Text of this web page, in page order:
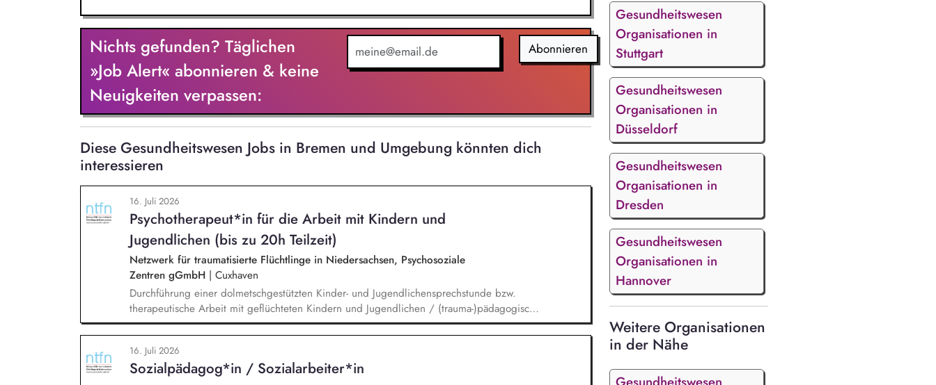
Nichts gefunden? Täglichen
»Job Alert« abonnieren & keine
Neuigkeiten verpassen:
Abonnieren
Diese Gesundheitswesen Jobs in Bremen und Umgebung könnten dich
interessieren
16. Juli 2026
Psychotherapeut*in für die Arbeit mit Kindern und
Jugendlichen (bis zu 20h Teilzeit)
Netzwerk für traumatisierte Flüchtlinge in Niedersachsen, Psychosoziale
Zentren gGmbH | Cuxhaven
Durchführung einer dolmetschgestützten Kinder- und Jugendlichensprechstunde bzw.
therapeutische Arbeit mit geflüchteten Kindern und Jugendlichen / (trauma-)pädagogische
Fachberatung, Dokumentation und Austausch mit dem Team, Stellungnahmen, Mitarbeit in
externen Netzwerken und Arbeitsgruppen.
16. Juli 2026
Sozialpädagog*in / Sozialarbeiter*in
Gesundheitswesen
Organisationen in
Stuttgart
Gesundheitswesen
Organisationen in
Düsseldorf
Gesundheitswesen
Organisationen in
Dresden
Gesundheitswesen
Organisationen in
Hannover
Weitere Organisationen
in der Nähe